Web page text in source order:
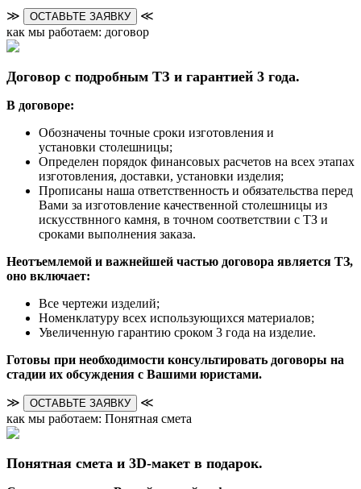
≫ ОСТАВЬТЕ ЗАЯВКУ
≪
как мы работаем: договор
Договор с подробным ТЗ и гарантией 3 года.
В договоре:
Обозначены точные сроки изготовления и
установки столешницы;
Определен порядок финансовых расчетов на всех этапах
изготовления, доставки, установки изделия;
Прописаны наша ответственность и обязательства перед
Вами за изготовление качественной столешницы из
искусствнного камня, в точном соответствии с ТЗ и
сроками выполнения заказа.
Неотъемлемой и важнейшей частью договора является ТЗ,
оно включает:
Все чертежи изделий;
Номенклатуру всех использующихся материалов;
Увеличенную гарантию сроком 3 года на изделие.
Готовы при необходимости консультировать договоры на
стадии их обсуждения с Вашими юристами.
≫ ОСТАВЬТЕ ЗАЯВКУ
≪
как мы работаем: Понятная смета
Понятная смета и 3D-макет в подарок.